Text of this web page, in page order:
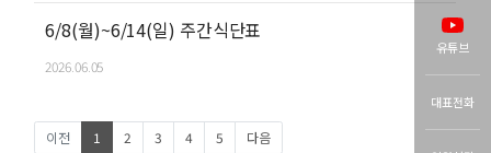
유튜브
대표전화
6/8(월)~6/14(일) 주간식단표
2026.06.05
이전 1 2 3 4 5 다음